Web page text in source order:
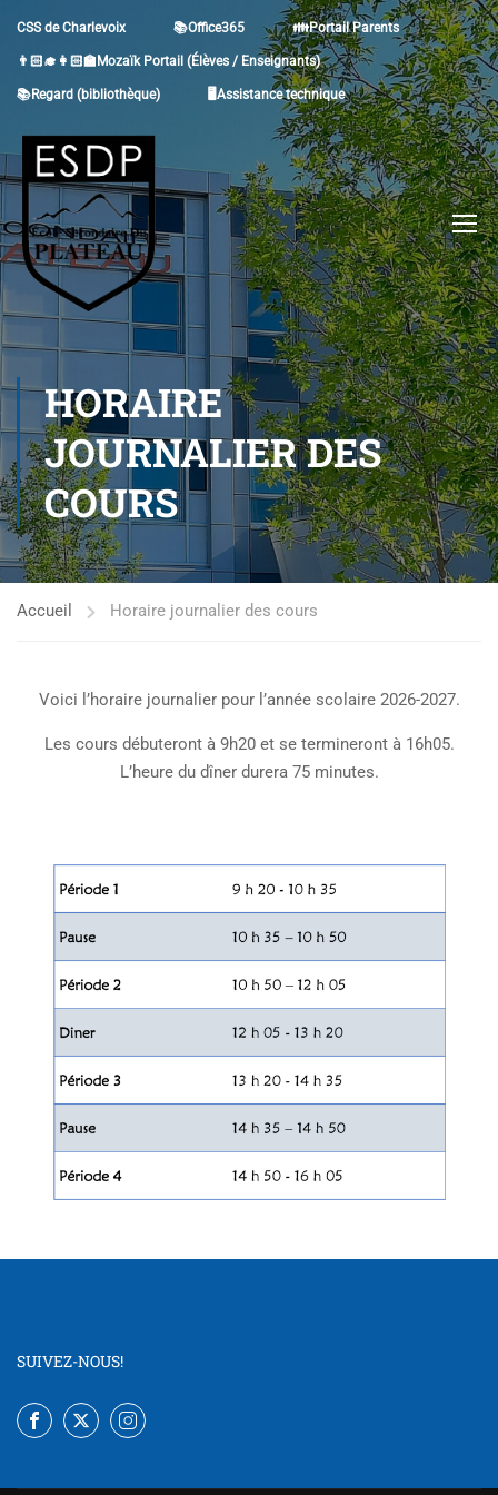
CSS de Charlevoix 📚Office365 👪Portail Parents
👨🏻‍🎓👩🏻‍🏫Mozaïk Portail (Élèves / Enseignants)
📚Regard (bibliothèque) 🖥Assistance technique
HORAIRE
JOURNALIER DES
COURS
Accueil Horaire journalier des cours
Voici l’horaire journalier pour l’année scolaire 2026-2027.
Les cours débuteront à 9h20 et se termineront à 16h05.
L’heure du dîner durera 75 minutes.
SUIVEZ-NOUS!